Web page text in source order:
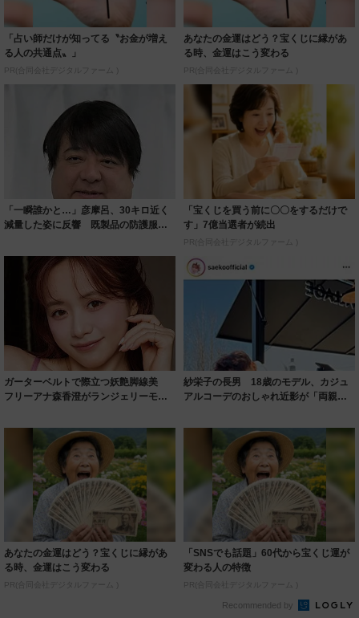
「占い師だけが知ってる〝お金が増え
る人の共通点〟」
PR(合同会社デジタルファーム )
あなたの金運はどう？宝くじに縁があ
る時、金運はこう変わる
PR(合同会社デジタルファーム )
「一瞬誰かと…」彦摩呂、30キロ近く
減量した姿に反響 既製品の防護服が
「宝くじを買う前に〇〇をするだけで
す」7億当選者が続出
PR(合同会社デジタルファーム )
ガーターベルトで際立つ妖艶脚線美
フリーアナ森香澄がランジェリーモデ
紗栄子の長男 18歳のモデル、カジュ
アルコーデのおしゃれ近影が「両親の
あなたの金運はどう？宝くじに縁があ
る時、金運はこう変わる
PR(合同会社デジタルファーム )
「SNSでも話題」60代から宝くじ運が
変わる人の特徴
PR(合同会社デジタルファーム )
Recommended by